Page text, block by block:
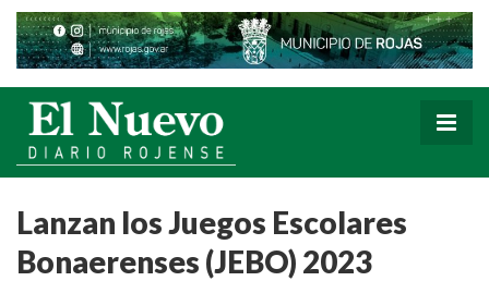
Lanzan los Juegos Escolares
Bonaerenses (JEBO) 2023